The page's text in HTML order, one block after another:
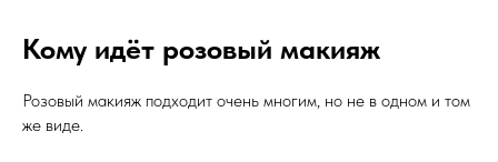
Кому идёт розовый макияж
Розовый макияж подходит очень многим, но не в одном и том
же виде.